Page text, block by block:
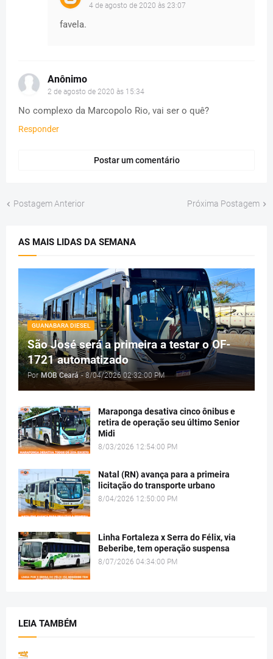
4 de agosto de 2020 às 23:07
favela.
Anônimo
2 de agosto de 2020 às 15:34
No complexo da Marcopolo Rio, vai ser o quê?
Responder
Postar um comentário
Postagem Anterior Próxima Postagem
AS MAIS LIDAS DA SEMANA
GUANABARA DIESEL
São José será a primeira a testar o OF-
1721 automatizado
Por MOB Ceará - 8/04/2026 02:32:00 PM
Maraponga desativa cinco ônibus e
retira de operação seu último Senior
Midi
8/03/2026 12:54:00 PM
Natal (RN) avança para a primeira
licitação do transporte urbano
8/04/2026 12:50:00 PM
Linha Fortaleza x Serra do Félix, via
Beberibe, tem operação suspensa
8/07/2026 04:34:00 PM
LEIA TAMBÉM